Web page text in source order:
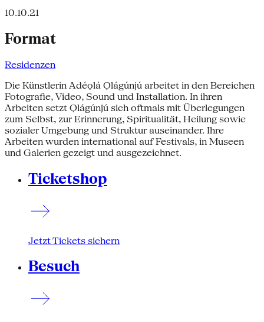
10.10.21
Format
Residenzen
Die Künstlerin Adéọlá Ọlágúnjú arbeitet in den Bereichen
Fotografie, Video, Sound und Installation. In ihren
Arbeiten setzt Ọlágúnjú sich oftmals mit Überlegungen
zum Selbst, zur Erinnerung, Spiritualität, Heilung sowie
sozialer Umgebung und Struktur auseinander. Ihre
Arbeiten wurden international auf Festivals, in Museen
und Galerien gezeigt und ausgezeichnet.
Ticketshop
Jetzt Tickets sichern
Besuch